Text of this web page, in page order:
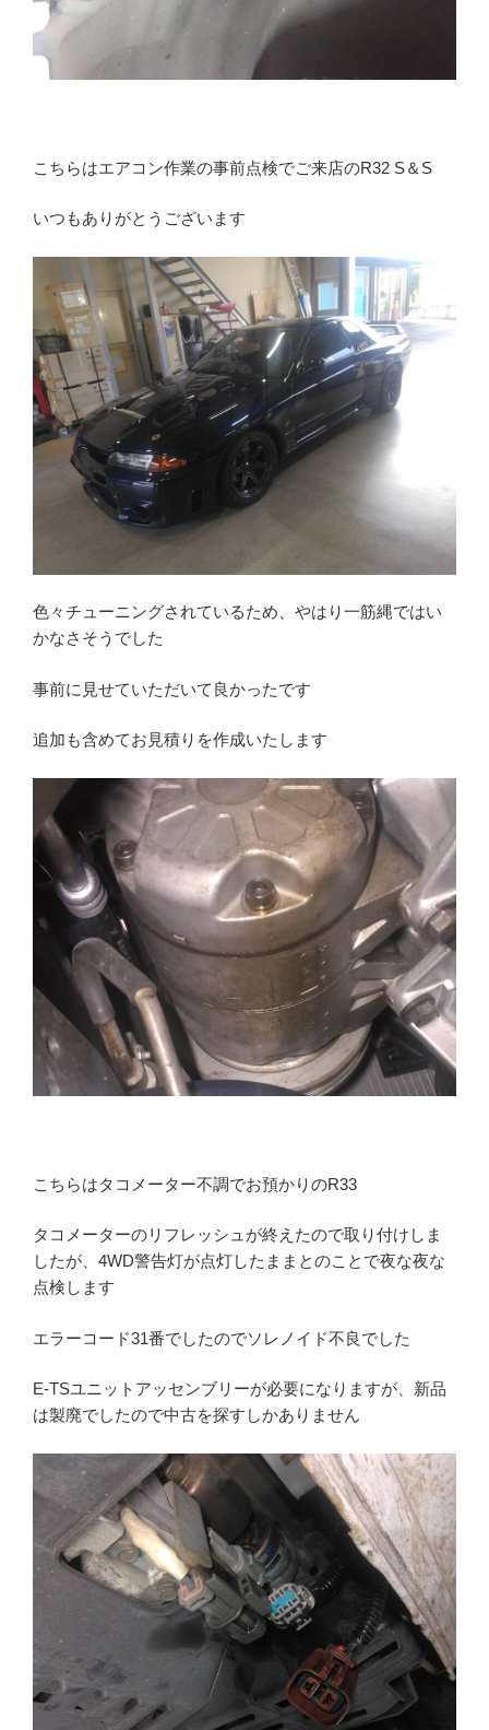
こちらはエアコン作業の事前点検でご来店のR32 S＆S
いつもありがとうございます
色々チューニングされているため、やはり一筋縄ではい
かなさそうでした
事前に見せていただいて良かったです
追加も含めてお見積りを作成いたします
こちらはタコメーター不調でお預かりのR33
タコメーターのリフレッシュが終えたので取り付けしま
したが、4WD警告灯が点灯したままとのことで夜な夜な
点検します
エラーコード31番でしたのでソレノイド不良でした
E-TSユニットアッセンブリーが必要になりますが、新品
は製廃でしたので中古を探すしかありません